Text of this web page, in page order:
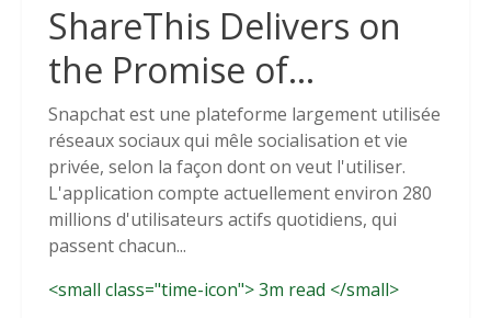
ShareThis Delivers on
the Promise of
Cookieless Data
Solutions
Snapchat est une plateforme largement utilisée
réseaux sociaux qui mêle socialisation et vie
privée, selon la façon dont on veut l'utiliser.
L'application compte actuellement environ 280
millions d'utilisateurs actifs quotidiens, qui
passent chacun...
<small class="time-icon"> 3m read </small>